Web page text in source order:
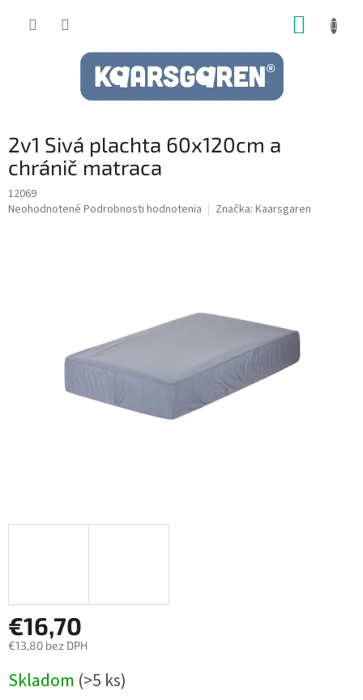
2v1 Sivá plachta 60x120cm a
chránič matraca
12069
Priemerné
Neohodnotené Podrobnosti hodnotenia Značka: Kaarsgaren
€16,70
€13,80 bez DPH
cena:
Skladom (>5 ks)